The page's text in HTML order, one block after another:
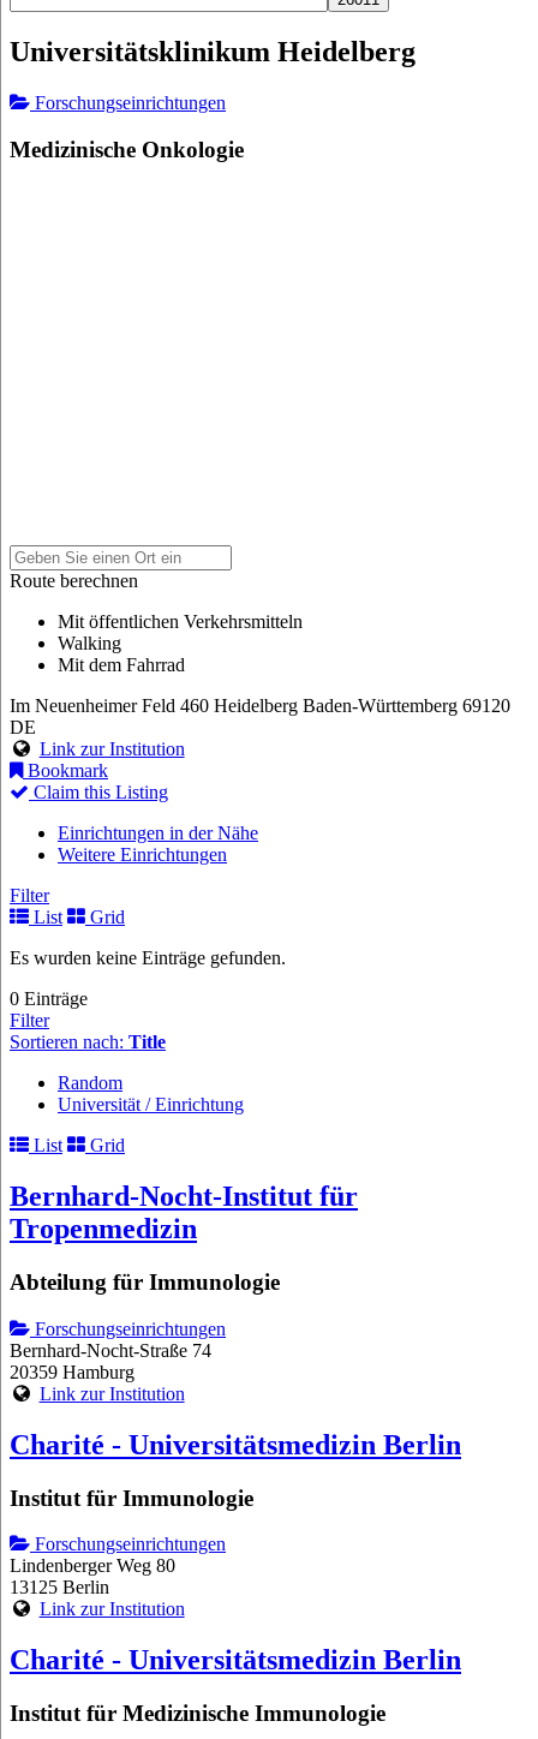
Universitätsklinikum Heidelberg
Forschungseinrichtungen
Medizinische Onkologie
Route berechnen
Mit öffentlichen Verkehrsmitteln
Walking
Mit dem Fahrrad
Im Neuenheimer Feld 460 Heidelberg Baden-Württemberg 69120
DE
Link zur Institution
Bookmark
Claim this Listing
Einrichtungen in der Nähe
Weitere Einrichtungen
Filter
List
Grid
Es wurden keine Einträge gefunden.
0 Einträge
Filter
Sortieren nach: Title
Random
Universität / Einrichtung
List
Grid
Bernhard-Nocht-Institut für
Tropenmedizin
Abteilung für Immunologie
Forschungseinrichtungen
Bernhard-Nocht-Straße 74
20359 Hamburg
Link zur Institution
Charité - Universitätsmedizin Berlin
Institut für Immunologie
Forschungseinrichtungen
Lindenberger Weg 80
13125 Berlin
Link zur Institution
Charité - Universitätsmedizin Berlin
Institut für Medizinische Immunologie